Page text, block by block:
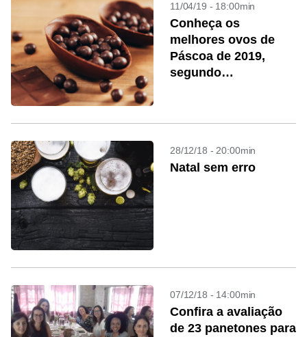
11/04/19 - 18:00min
Conheça os
melhores ovos de
Páscoa de 2019,
segundo
28/12/18 - 20:00min
Natal sem erro
07/12/18 - 14:00min
Confira a avaliação
de 23 panetones para